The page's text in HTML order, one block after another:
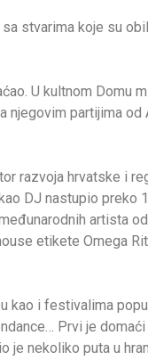
stvarima koje su
U kultnom Domu
partijima od
razvoja hrvatske i
DJ nastupio preko
artista
etikete Omega
kao i festivalima
Prvi je
je nekoliko puta u